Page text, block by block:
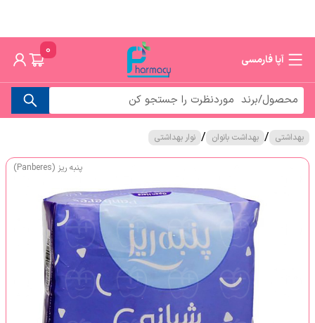
آپا فارمسی
0
بهداشتی / بهداشت بانوان / نوار بهداشتی
پنبه ریز (Panberes)